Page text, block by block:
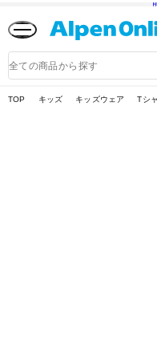
品
検
TOP キッズ キッズウェア Tシ